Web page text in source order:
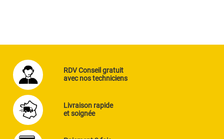
RDV Conseil gratuit
avec nos techniciens
Livraison rapide
et soignée